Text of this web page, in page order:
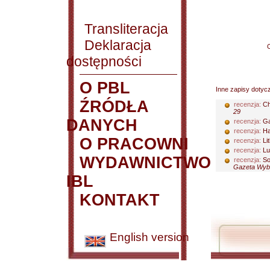
Transliteracja
Deklaracja
dostępności
O PBL
ŹRÓDŁA
DANYCH
O PRACOWNI
WYDAWNICTWO
IBL
KONTAKT
English version
Inne zapisy
recenzja:
29
recenzja:
recenzja:
recenzja:
recenzja:
recenzja:
Gazeta